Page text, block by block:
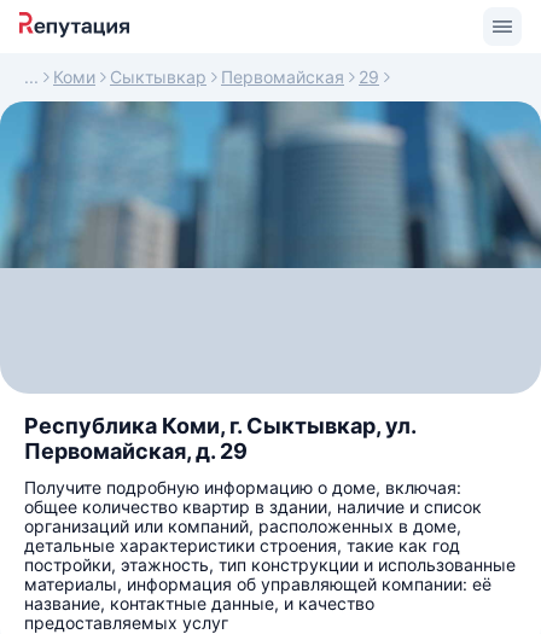
Коми Сыктывкар Первомайская 29
Республика Коми, г. Сыктывкар, ул.
Первомайская, д. 29
Получите подробную информацию о доме, включая:
общее количество квартир в здании, наличие и список
организаций или компаний, расположенных в доме,
детальные характеристики строения, такие как год
постройки, этажность, тип конструкции и использованные
материалы, информация об управляющей компании: её
название, контактные данные, и качество
предоставляемых услуг